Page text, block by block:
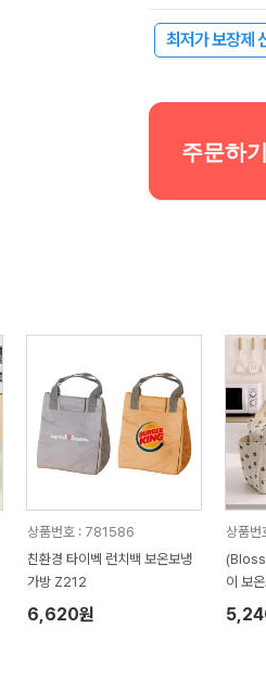
최저가 보장제
주문하기
상품번호 : 781586
친환경 타이벡 런치백 보온보냉
가방 Z212
6,620원
상품
이 보